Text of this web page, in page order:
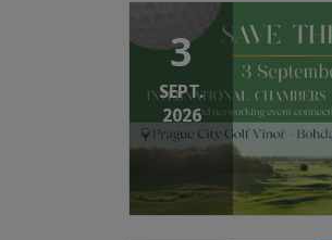
3
SEPT.
2026